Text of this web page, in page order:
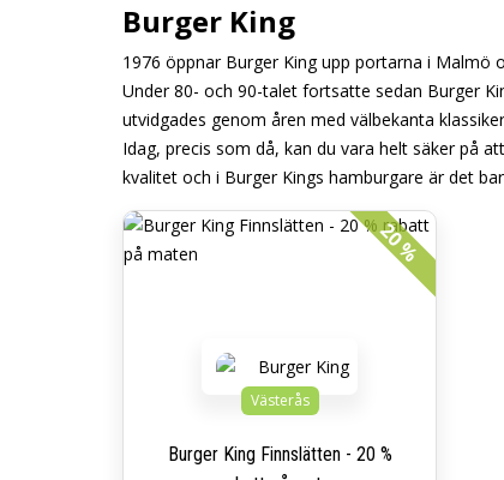
Burger King
1976 öppnar Burger King upp portarna i Malmö
Under 80- och 90-talet fortsatte sedan Burger
utvidgades genom åren med välbekanta
Idag, precis som då, kan du vara helt säker på
kvalitet och i Burger Kings hamburgare är det
20 %
Västerås
Burger King Finnslätten - 20 %